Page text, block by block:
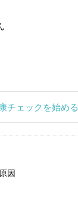
チェックを始める
因